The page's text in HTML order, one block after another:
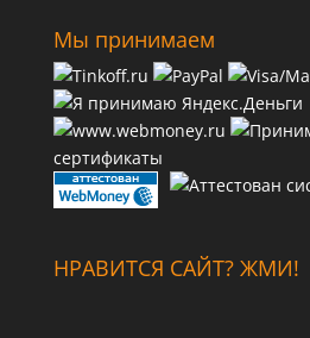
Мы принимаем
сертификаты
НРАВИТСЯ САЙТ? ЖМИ!